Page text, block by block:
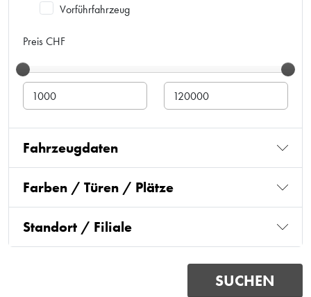
Vorführfahrzeug
Preis CHF
Fahrzeugdaten
Farben / Türen / Plätze
Standort / Filiale